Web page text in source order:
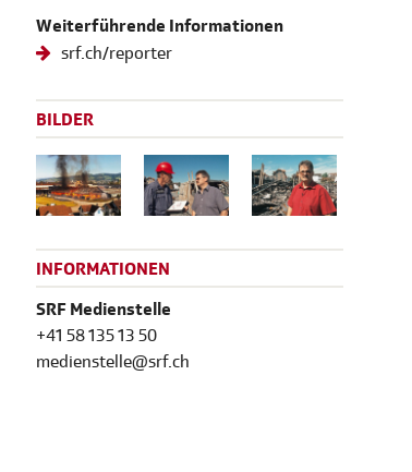
Weiterführende Informationen
srf.ch/reporter
BILDER
INFORMATIONEN
SRF Medienstelle
+41 58 135 13 50
medienstelle@srf.ch